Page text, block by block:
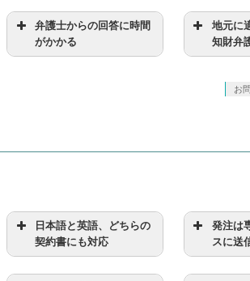
弁護士からの回答に時間
がかかる
地元に
知財弁
お
日本語と英語、どちらの
契約書にも対応
発注は
スに送